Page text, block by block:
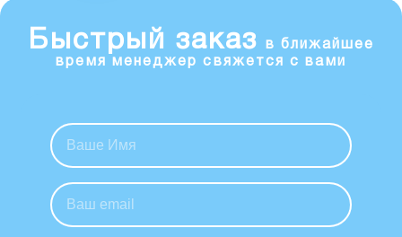
Быстрый заказ
в ближайшее
время менеджер свяжется с вами